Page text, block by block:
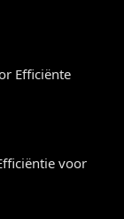
Efficiënte
voor